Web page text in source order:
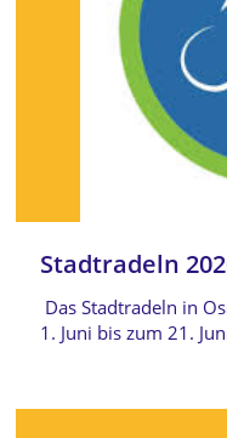
Stadtradeln
Das Stadtradeln in
1. Juni bis zum 21.